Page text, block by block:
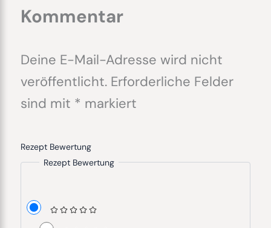
Kommentar
Deine E-Mail-Adresse wird nicht
veröffentlicht. Erforderliche Felder
sind mit * markiert
Rezept Bewertung
Rezept Bewertung